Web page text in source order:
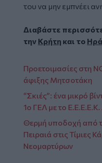
του να μην εμπνέει
Διαβάστε
την Κρήτη και το
Προετοιμασίες στη
άφιξης Μητσοτάκη
“Σκιές”: ένα μικρό
1ο ΓΕΛ με το
Θερμή υποδοχή από
Πειραιά στις Τίμιες
Νεομαρτύρων